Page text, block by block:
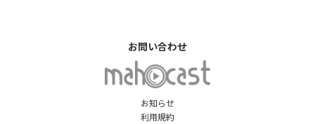
お知らせ
利用規約
お問い合わせ